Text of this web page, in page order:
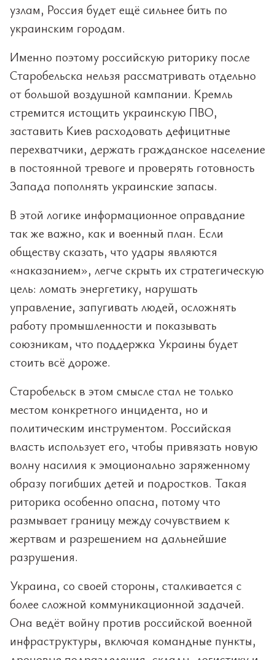
узлам, Россия будет ещё сильнее бить по
украинским городам.
Именно поэтому российскую риторику после
Старобельска нельзя рассматривать отдельно
от большой воздушной кампании. Кремль
стремится истощить украинскую ПВО,
заставить Киев расходовать дефицитные
перехватчики, держать гражданское население
в постоянной тревоге и проверять готовность
Запада пополнять украинские запасы.
В этой логике информационное оправдание
так же важно, как и военный план. Если
обществу сказать, что удары являются
«наказанием», легче скрыть их стратегическую
цель: ломать энергетику, нарушать
управление, запугивать людей, осложнять
работу промышленности и показывать
союзникам, что поддержка Украины будет
стоить всё дороже.
Старобельск в этом смысле стал не только
местом конкретного инцидента, но и
политическим инструментом. Российская
власть использует его, чтобы привязать новую
волну насилия к эмоционально заряженному
образу погибших детей и подростков. Такая
риторика особенно опасна, потому что
размывает границу между сочувствием к
жертвам и разрешением на дальнейшие
разрушения.
Украина, со своей стороны, сталкивается с
более сложной коммуникационной задачей.
Она ведёт войну против российской военной
инфраструктуры, включая командные пункты,